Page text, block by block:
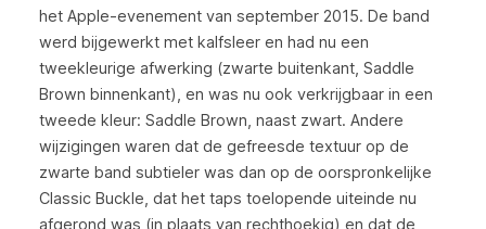
het Apple-evenement van september 2015. De band
werd bijgewerkt met kalfsleer en had nu een
tweekleurige afwerking (zwarte buitenkant, Saddle
Brown binnenkant), en was nu ook verkrijgbaar in een
tweede kleur: Saddle Brown, naast zwart. Andere
wijzigingen waren dat de gefreesde textuur op de
zwarte band subtieler was dan op de oorspronkelijke
Classic Buckle, dat het taps toelopende uiteinde nu
afgerond was (in plaats van rechthoekig) en dat de